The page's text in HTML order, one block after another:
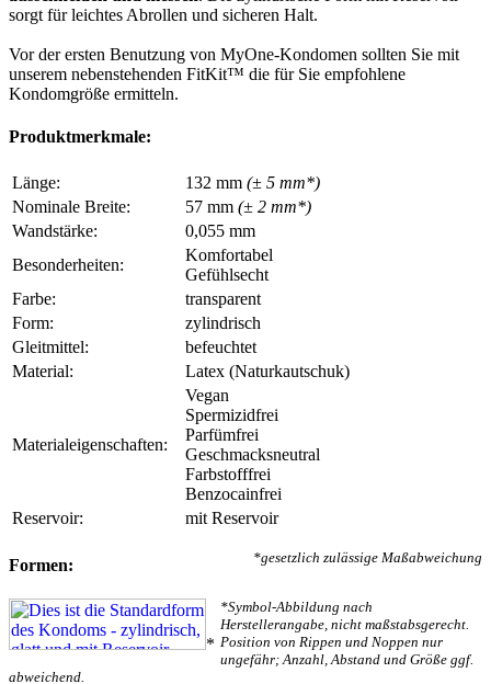
sorgt für leichtes Abrollen und sicheren Halt.
Vor der ersten Benutzung von MyOne-Kondomen sollten Sie mit
unserem nebenstehenden FitKit™ die für Sie empfohlene
Kondomgröße ermitteln.
Produktmerkmale:
Länge: 132 mm (± 5 mm*)
Nominale Breite:
57 mm (± 2 mm*)
Wandstärke:
0,055 mm
Besonderheiten:
Komfortabel
Gefühlsecht
Farbe:
transparent
Form:
zylindrisch
Gleitmittel:
befeuchtet
Material:
Latex (Naturkautschuk)
Materialeigenschaften:
Vegan
Spermizidfrei
Parfümfrei
Geschmacksneutral
Farbstofffrei
Benzocainfrei
Reservoir:
mit Reservoir
*gesetzlich zulässige Maßabweichung
Formen:
*
*Symbol-Abbildung nach
Herstellerangabe, nicht maßstabsgerecht.
Position von Rippen und Noppen nur
ungefähr; Anzahl, Abstand und Größe ggf.
abweichend.